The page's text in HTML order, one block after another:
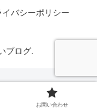
イバシーポリシー
ブログ.
お問い合わせ